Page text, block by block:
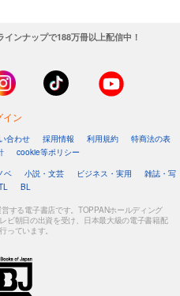
ンナップで188万冊以上配信中！
イン
合わせ 採用情報 利用規約
特商法の表
cookie等ポリシー
ベ 小説・文芸 ビジネス・実用
雑誌・写
BL
する電子書店です。TOPPANホールディング
ビ朝日の出資を受け、日本最大級の電子書籍配
っています。